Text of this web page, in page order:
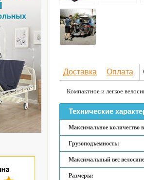
Доставка Оплата
Компактное и легкое
Технические
Максимальное количество
Грузоподъемность:
Максимальный вес
Размеры: